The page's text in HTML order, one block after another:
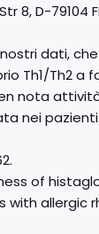
8, D-79104
dati,
Th1/Th2 a
nota
nei pazienti.
of
allergic